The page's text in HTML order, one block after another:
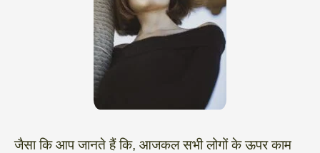
जैसा कि आप जानते हैं कि, आजकल सभी लोगों के ऊपर काम